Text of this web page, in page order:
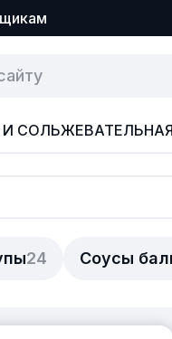
СОЛЬ
24 Соусы